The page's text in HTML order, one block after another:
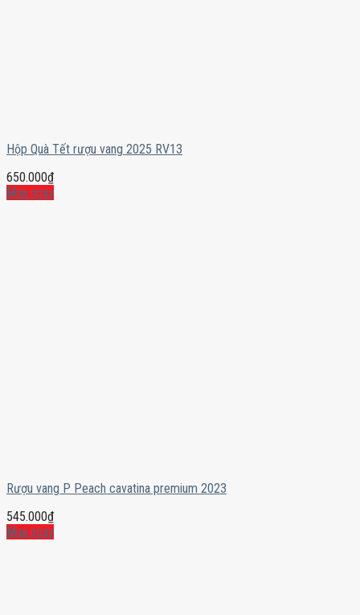
Hộp Quà Tết rượu vang 2025 RV13
650.000₫
Mua ngay
Rượu vang P Peach cavatina premium 2023
545.000₫
Mua ngay